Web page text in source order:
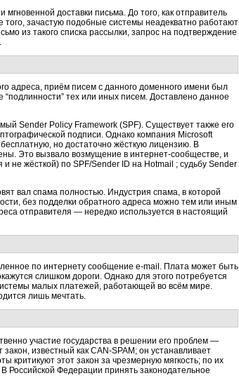
доставки письма. До того, как отправитель
зачастую подобные системы неадекватно работают
из такого списка рассылки, запрос на подтверждение
адреса, приём писем с данного доменного имени был
тех или иных писем. Доставлено данное
Sender Policy Framework (SPF). Существует также его
подписи. Однако компания Microsoft
но достаточно жёсткую лицензию. В
Это вызвало возмущение в интернет-сообществе, и
и не жёсткой) по SPF/Sender ID на Hotmail ; судьбу Sender
вал спама полностью. Индустрия спама, в которой
без подделки обратного адреса можно тем или иным
отправителя — нередко используется в настоящий
по интернету сообщение e-mail. Плата может быть
слишком дороги. Однако для этого потребуется
малых платежей, работающей во всём мире.
лишь мечтать.
участие государства в решении его проблем —
известный как CAN-SPAM; он устанавливает
критикуют этот закон за чрезмерную мягкость; по их
Федерации принять законодательное